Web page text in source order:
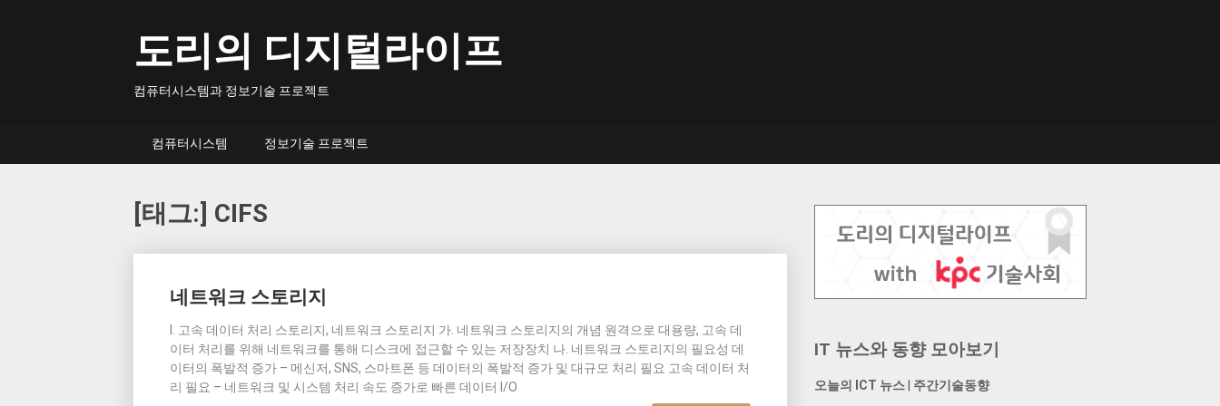
도리의 디지털라이프
컴퓨터시스템과 정보기술 프로젝트
컴퓨터시스템 정보기술 프로젝트
[태그:] CIFS
네트워크 스토리지
I. 고속 데이터 처리 스토리지, 네트워크 스토리지 가. 네트워크 스토리지의 개념 원격으로 대용량, 고속 데
이터 처리를 위해 네트워크를 통해 디스크에 접근할 수 있는 저장장치 나. 네트워크 스토리지의 필요성 데
이터의 폭발적 증가 – 메신저, SNS, 스마트폰 등 데이터의 폭발적 증가 및 대규모 처리 필요 고속 데이터 처
리 필요 – 네트워크 및 시스템 처리 속도 증가로 빠른 데이터 I/O
navigation
IT 뉴스와 동향 모아보기
오늘의 ICT 뉴스 주간기술동향